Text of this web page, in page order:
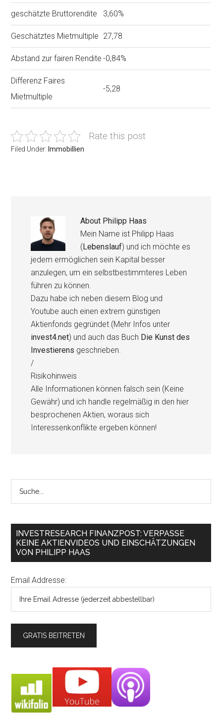
geschätzte Bruttorendite 3,60%
Geschätztes Mietmultiple 27,78
Abstand zur fairen Rendite -0,84%
Differenz Faires
Mietmultiple
-5,28
Rate this post
Filed Under: Immobillien
About Philipp Haas
Mein Name ist Philipp Haas
(Lebenslauf) und ich möchte es
jedem ermöglichen sein Kapital besser
anzulegen, um ein selbstbestimmteres Leben
führen zu können.
Dazu habe ich neben diesem Blog und
Youtube auch einen extrem günstigen
Aktienfonds gegründet (Mehr Infos unter
invest4.net) und auch das Buch Die Kunst des
Investierens geschrieben.
/
Risikohinweis
Alle Informationen können falsch sein (Keine
Gewähr) und ich handle regelmäßig in den hier
besprochenen Aktien, woraus sich
Interessenkonflikte ergeben können!
INVESTRESEARCH FINANZPOST: VERPASSE
KEINE AKTIENVIDEOS UND EINSCHÄTZUNGEN
VON PHILIPP HAAS
Email Addresse: